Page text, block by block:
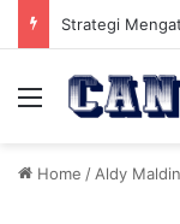
Menu
Home / Aldy